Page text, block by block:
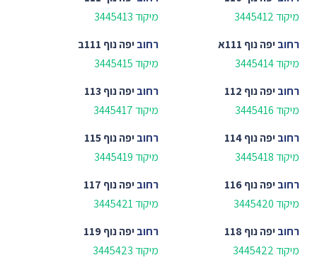
מיקוד 3445412
מיקוד 3445413
רחוביפה נוף 111א
מיקוד 3445414
רחוביפה נוף 111ב
מיקוד 3445415
רחוביפה נוף 112
מיקוד 3445416
רחוביפה נוף 113
מיקוד 3445417
רחוביפה נוף 114
מיקוד 3445418
רחוביפה נוף 115
מיקוד 3445419
רחוביפה נוף 116
מיקוד 3445420
רחוביפה נוף 117
מיקוד 3445421
רחוביפה נוף 118
מיקוד 3445422
רחוביפה נוף 119
מיקוד 3445423